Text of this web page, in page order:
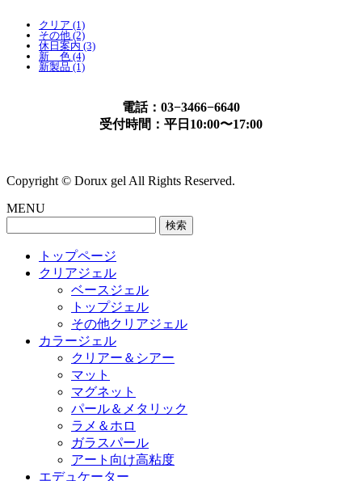
クリア (1)
その他 (2)
休日案内 (3)
新 色 (4)
新製品 (1)
電話：03−3466−6640
受付時間：平日10:00〜17:00
Copyright © Dorux gel All Rights Reserved.
MENU
トップページ
クリアジェル
ベースジェル
トップジェル
その他クリアジェル
カラージェル
クリアー＆シアー
マット
マグネット
パール＆メタリック
ラメ＆ホロ
ガラスパール
アート向け高粘度
エデュケーター